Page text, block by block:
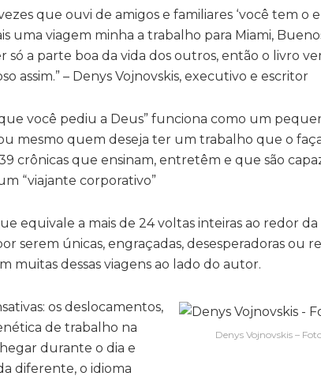
que ouvi de amigos e familiares ‘você tem o
uma viagem minha a trabalho para Miami,
só a parte boa da vida dos outros, então o livro
assim.” – Denys Vojnovskis, executivo e escritor
você pediu a Deus” funciona como um
mesmo quem deseja ter um trabalho que o
crônicas que ensinam, entretêm e que são
“viajante corporativo”
equivale a mais de 24 voltas inteiras ao redor da
serem únicas, engraçadas, desesperadoras ou
muitas dessas viagens ao lado do autor.
Denys Vojnovskis –
os deslocamentos,
de trabalho na
durante o dia e
diferente, o idioma